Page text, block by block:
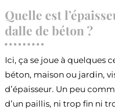
Quelle est
dalle de béton ?
Ici, ça se joue à quelques
béton, maison ou jardin,
d’épaisseur. Un peu
d’un paillis, ni trop fin ni